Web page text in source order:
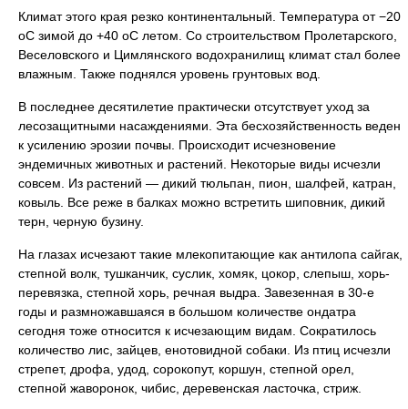
Климат этого края резко континентальный. Температура от −20
оС зимой до +40 оС летом. Со строительством Пролетарского,
Веселовского и Цимлянского водохранилищ климат стал более
влажным. Также поднялся уровень грунтовых вод.
В последнее десятилетие практически отсутствует уход за
лесозащитными насаждениями. Эта бесхозяйственность веден
к усилению эрозии почвы. Происходит исчезновение
эндемичных животных и растений. Некоторые виды исчезли
совсем. Из растений — дикий тюльпан, пион, шалфей, катран,
ковыль. Все реже в балках можно встретить шиповник, дикий
терн, черную бузину.
На глазах исчезают такие млекопитающие как антилопа сайгак,
степной волк, тушканчик, суслик, хомяк, цокор, слепыш, хорь-
перевязка, степной хорь, речная выдра. Завезенная в 30-е
годы и размножавшаяся в большом количестве ондатра
сегодня тоже относится к исчезающим видам. Сократилось
количество лис, зайцев, енотовидной собаки. Из птиц исчезли
стрепет, дрофа, удод, сорокопут, коршун, степной орел,
степной жаворонок, чибис, деревенская ласточка, стриж.